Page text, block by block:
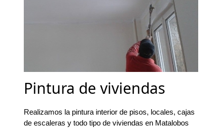
Pintura de viviendas
Realizamos la pintura interior de pisos, locales, cajas
de escaleras y todo tipo de viviendas en Matalobos